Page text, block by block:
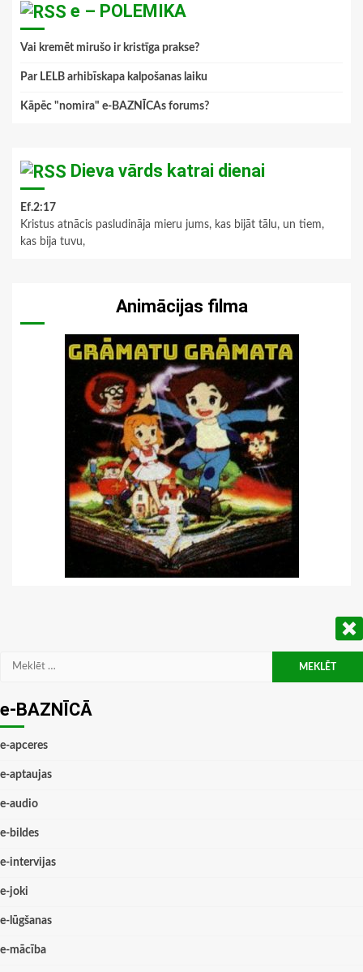
e – POLEMIKA
Vai kremēt mirušo ir kristīga prakse?
Par LELB arhibīskapa kalpošanas laiku
Kāpēc "nomira" e-BAZNĪCAs forums?
Dieva vārds katrai dienai
Ef.2:17
Kristus atnācis pasludināja mieru jums, kas bijāt tālu, un tiem,
kas bija tuvu,
Animācijas filma
Meklēt:
e-BAZNĪCĀ
e-apceres
e-aptaujas
e-audio
e-bildes
e-intervijas
e-joki
e-lūgšanas
e-mācība